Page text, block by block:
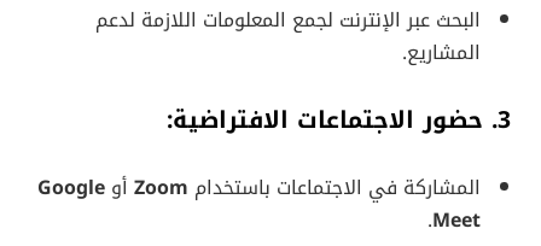
البحث عبر الإنترنت لجمع المعلومات اللازمة لدعم
المشاريع.
3. حضور الاجتماعات الافتراضية:
المشاركة في الاجتماعات باستخدام Zoom أو Google
Meet
.